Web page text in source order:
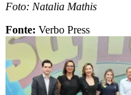
Foto: Natalia Mathis
Fonte: Verbo Press